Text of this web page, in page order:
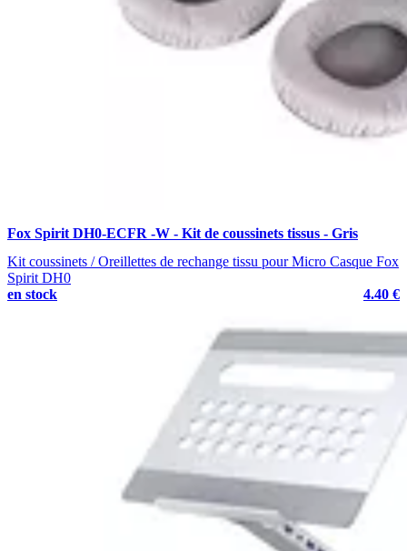
Fox Spirit DH0-ECFR -W - Kit de coussinets tissus - Gris
Kit coussinets / Oreillettes de rechange tissu pour Micro Casque Fox
Spirit DH0
en stock
4.40 €